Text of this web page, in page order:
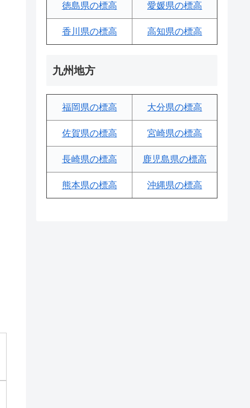
徳島県の標高 愛媛県の標高
香川県の標高 高知県の標高
九州地方
福岡県の標高 大分県の標高
佐賀県の標高 宮崎県の標高
長崎県の標高 鹿児島県の標高
熊本県の標高 沖縄県の標高